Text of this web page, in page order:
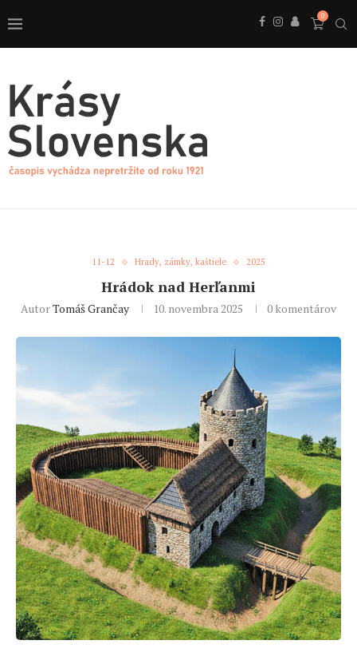
0
11-12 Hrady, zámky, kaštiele 2025
Hrádok nad Herľanmi
AutorTomáš Grančay 10. novembra 2025 0 komentárov